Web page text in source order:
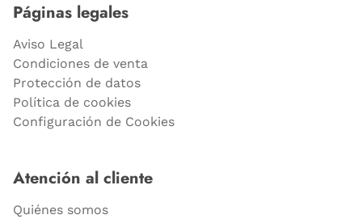
Páginas legales
Aviso Legal
Condiciones de venta
Protección de datos
Política de cookies
Configuración de Cookies
Atención al cliente
Quiénes somos